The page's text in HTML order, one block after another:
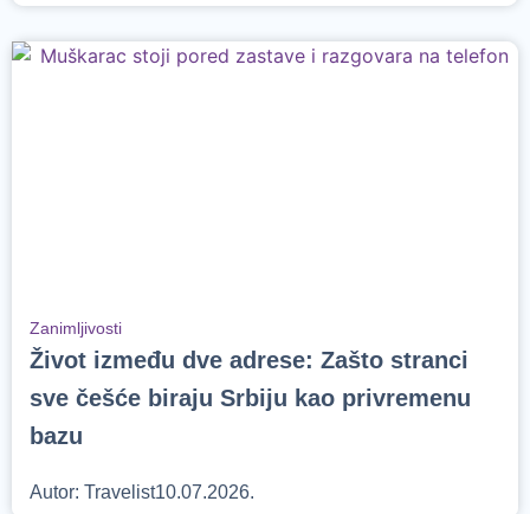
Zanimljivosti
Život između dve adrese: Zašto stranci
sve češće biraju Srbiju kao privremenu
bazu
Autor: Travelist10.07.2026.